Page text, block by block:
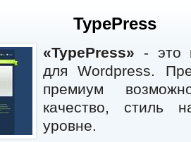
TypePress
«TypePress» - это
для Wordpress.
премиум
качество, стиль
уровне.